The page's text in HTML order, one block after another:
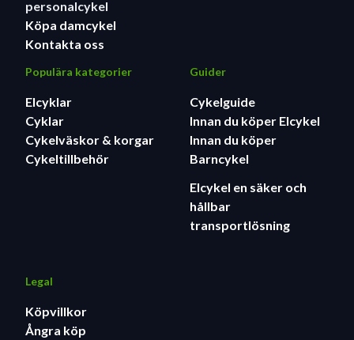
personalcykel
Köpa damcykel
Kontakta oss
Populära kategorier
Elcyklar
Cyklar
Cykelväskor & korgar
Cykeltillbehör
Guider
Cykelguide
Innan du köper Elcykel
Innan du köper
Barncykel
Elcykel en säker och
hållbar
transportlösning
Legal
Köpvillkor
Ångra köp